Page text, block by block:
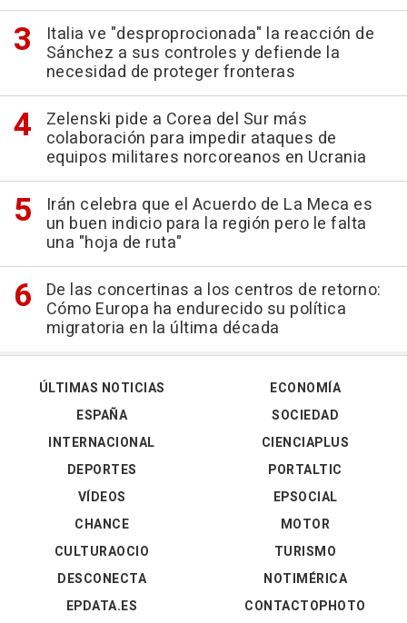
Italia ve "desproprocionada" la reacción de
Sánchez a sus controles y defiende la
necesidad de proteger fronteras
Zelenski pide a Corea del Sur más
colaboración para impedir ataques de
equipos militares norcoreanos en Ucrania
Irán celebra que el Acuerdo de La Meca es
un buen indicio para la región pero le falta
una "hoja de ruta"
De las concertinas a los centros de retorno:
Cómo Europa ha endurecido su política
migratoria en la última década
ÚLTIMAS NOTICIAS
ESPAÑA
INTERNACIONAL
DEPORTES
VÍDEOS
ECONOMÍA
SOCIEDAD
CIENCIAPLUS
PORTALTIC
EPSOCIAL
CHANCE
CULTURAOCIO
DESCONECTA
EPDATA.ES
MOTOR
TURISMO
NOTIMÉRICA
CONTACTOPHOTO